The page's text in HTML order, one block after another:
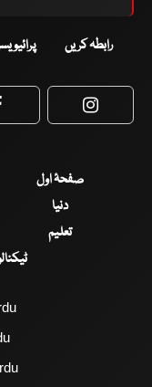
رابطہ کریں
صفحۂ اول
دنیا
تعلیم